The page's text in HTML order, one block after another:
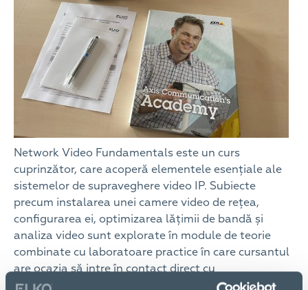
Network Video Fundamentals este un curs
cuprinzător, care acoperă elementele esențiale ale
sistemelor de supraveghere video IP. Subiecte
precum instalarea unei camere video de rețea,
configurarea ei, optimizarea lățimii de bandă și
analiza video sunt explorate în module de teorie
combinate cu laboratoare practice în care cursantul
are ocazia să intre în contact direct cu
echipamentele.